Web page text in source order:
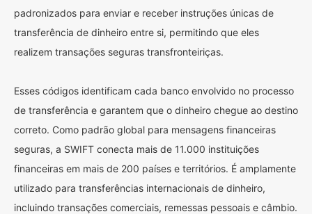
padronizados para enviar e receber instruções únicas de
transferência de dinheiro entre si, permitindo que eles
realizem transações seguras transfronteiriças.
Esses códigos identificam cada banco envolvido no processo
de transferência e garantem que o dinheiro chegue ao destino
correto. Como padrão global para mensagens financeiras
seguras, a SWIFT conecta mais de 11.000 instituições
financeiras em mais de 200 países e territórios. É amplamente
utilizado para transferências internacionais de dinheiro,
incluindo transações comerciais, remessas pessoais e câmbio.